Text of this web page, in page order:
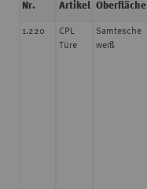
1.220
CPL
Türe
Samtesche
weiß
Nr.
Artikel Oberfläche